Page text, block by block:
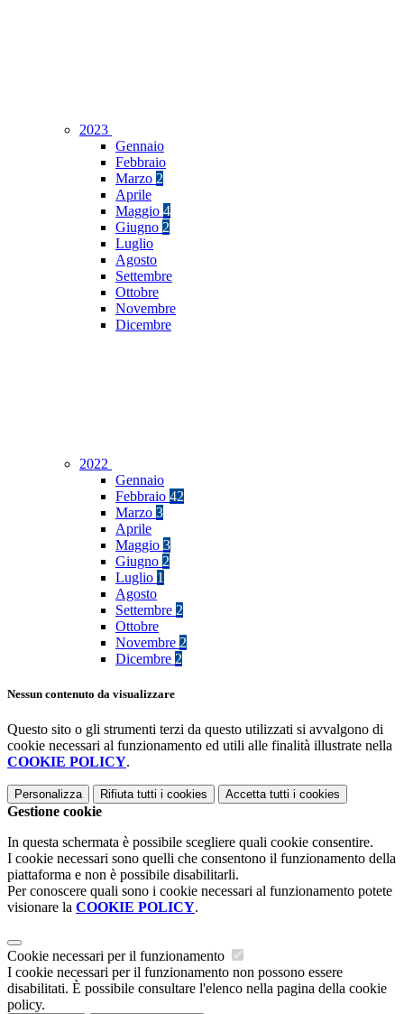
2023
Gennaio
Febbraio
Marzo 2
Aprile
Maggio 4
Giugno 2
Luglio
Agosto
Settembre
Ottobre
Novembre
Dicembre
2022
Gennaio
Febbraio 42
Marzo 3
Aprile
Maggio 3
Giugno 2
Luglio 1
Agosto
Settembre 2
Ottobre
Novembre 2
Dicembre 2
Nessun contenuto da visualizzare
Questo sito o gli strumenti terzi da questo utilizzati si avvalgono di
cookie necessari al funzionamento ed utili alle finalità illustrate nella
COOKIE POLICY.
Personalizza Rifiuta tutti i cookies Accetta tutti i cookies
Gestione cookie
In questa schermata è possibile scegliere quali cookie consentire.
I cookie necessari sono quelli che consentono il funzionamento della
piattaforma e non è possibile disabilitarli.
Per conoscere quali sono i cookie necessari al funzionamento potete
visionare la COOKIE POLICY.
Cookie necessari per il funzionamento
I cookie necessari per il funzionamento non possono essere
disabilitati. È possibile consultare l'elenco nella pagina della cookie
policy.